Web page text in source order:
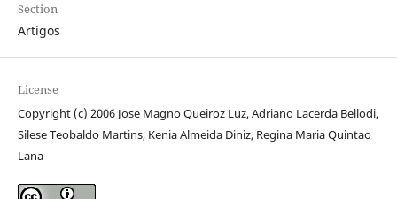
Section
Artigos
License
Copyright (c) 2006 Jose Magno Queiroz Luz, Adriano Lacerda Bellodi,
Silese Teobaldo Martins, Kenia Almeida Diniz, Regina Maria Quintao
Lana